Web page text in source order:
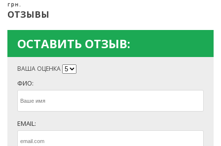
грн.
ОТЗЫВЫ
ОСТАВИТЬ ОТЗЫВ:
ВАША ОЦЕНКА
ФИО:
EMAIL: